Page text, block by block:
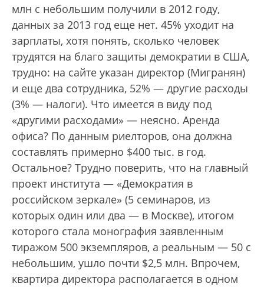
млн с небольшим получили в 2012 году,
данных за 2013 год еще нет. 45% уходит на
зарплаты, хотя понять, сколько человек
трудятся на благо защиты демократии в США,
трудно: на сайте указан директор (Мигранян)
и еще два сотрудника, 52% — другие расходы
(3% — налоги). Что имеется в виду под
«другими расходами» — неясно. Аренда
офиса? По данным риелторов, она должна
составлять примерно $400 тыс. в год.
Остальное? Трудно поверить, что на главный
проект института — «Демократия в
российском зеркале» (5 семинаров, из
которых один или два — в Москве), итогом
которого стала монография заявленным
тиражом 500 экземпляров, а реальным — 50 с
небольшим, ушло почти $2,5 млн. Впрочем,
квартира директора располагается в одном